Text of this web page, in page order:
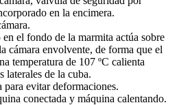
en la encimera.
el fondo de la marmita actúa sobre
cámara envolvente, de forma que el
temperatura de 107 ºC calienta
laterales de la cuba.
para evitar deformaciones.
conectada y máquina calentando.